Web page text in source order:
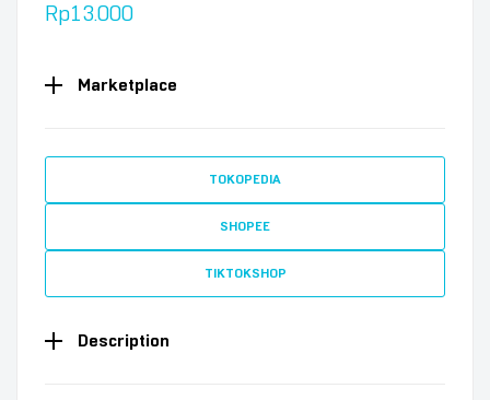
Rp13.000
Marketplace
TOKOPEDIA
SHOPEE
TIKTOKSHOP
Description